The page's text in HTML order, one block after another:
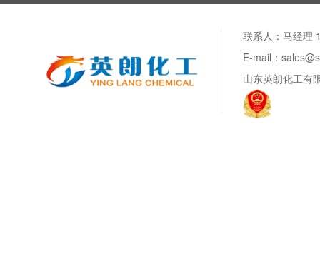
联系人：马经理
E-mail：
山东英朗化工有